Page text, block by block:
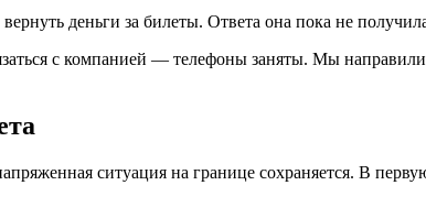
деньги за билеты. Ответа она пока не
с компанией — телефоны заняты. Мы
ситуация на границе сохраняется. В